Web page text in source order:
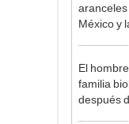
aranceles
México y
El
familia
después